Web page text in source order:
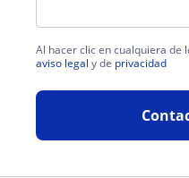
Al hacer clic en cualquiera de
aviso legal y de privacidad